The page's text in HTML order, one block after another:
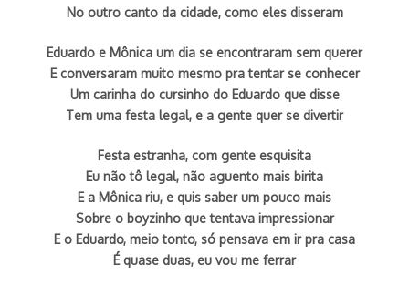
No outro canto da cidade, como eles disseram
Eduardo e Mônica um dia se encontraram sem querer
E conversaram muito mesmo pra tentar se conhecer
Um carinha do cursinho do Eduardo que disse
Tem uma festa legal, e a gente quer se divertir
Festa estranha, com gente esquisita
Eu não tô legal, não aguento mais birita
E a Mônica riu, e quis saber um pouco mais
Sobre o boyzinho que tentava impressionar
E o Eduardo, meio tonto, só pensava em ir pra casa
É quase duas, eu vou me ferrar